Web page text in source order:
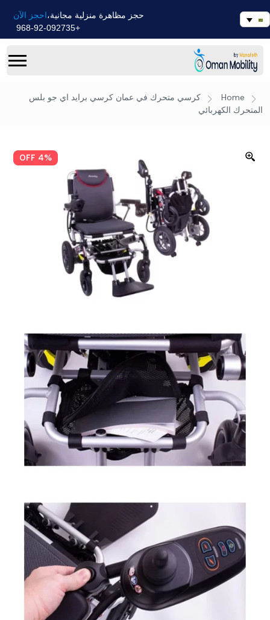
حجز مظاهرة منزلية مجانية،احجز الآن
+968-92-092735
Home كرسي متحرك في عمان كرسي برايد اي جو بلس
المتحرك الكهربائي
4% OFF